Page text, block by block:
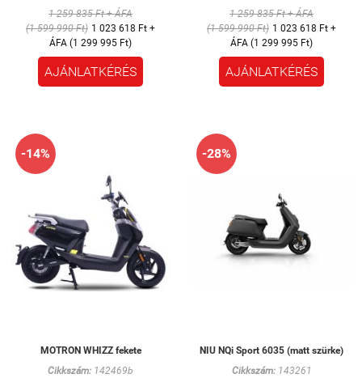
1 259 835 Ft + ÁFA
(1 599 990 Ft) 1 023 618 Ft +
ÁFA (1 299 995 Ft)
AJÁNLATKÉRÉS
1 259 835 Ft + ÁFA
(1 599 990 Ft) 1 023 618 Ft +
ÁFA (1 299 995 Ft)
AJÁNLATKÉRÉS
-14%
MOTRON WHIZZ fekete
Cikkszám: 142469b
-28%
NIU NQi Sport 6035 (matt szürke)
Cikkszám:143261